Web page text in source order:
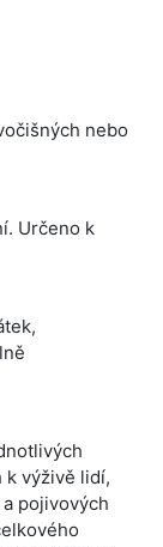
nebo
Určeno k
k výživě lidí,
pojivových